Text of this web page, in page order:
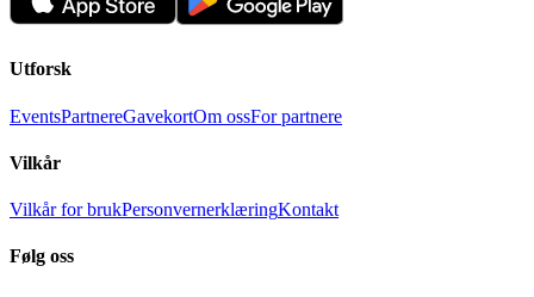
Utforsk
EventsPartnereGavekortOm ossFor partnere
Vilkår
Vilkår for brukPersonvernerklæringKontakt
Følg oss